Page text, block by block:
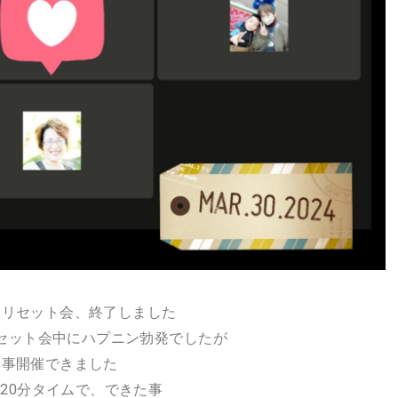
セット会、終了しました
ット会中にハプニン勃発でしたが
開催できました
分タイムで、できた事